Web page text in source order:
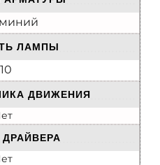
ЛАМПЫ
10
ДВИЖЕНИЯ